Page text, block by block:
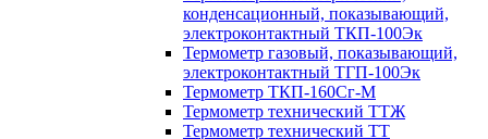
конденсационный, показывающий,
электроконтактный ТКП-100Эк
Термометр газовый, показывающий,
электроконтактный ТГП-100Эк
Термометр ТКП-160Сг-М
Термометр технический ТТЖ
Термометр технический ТТ